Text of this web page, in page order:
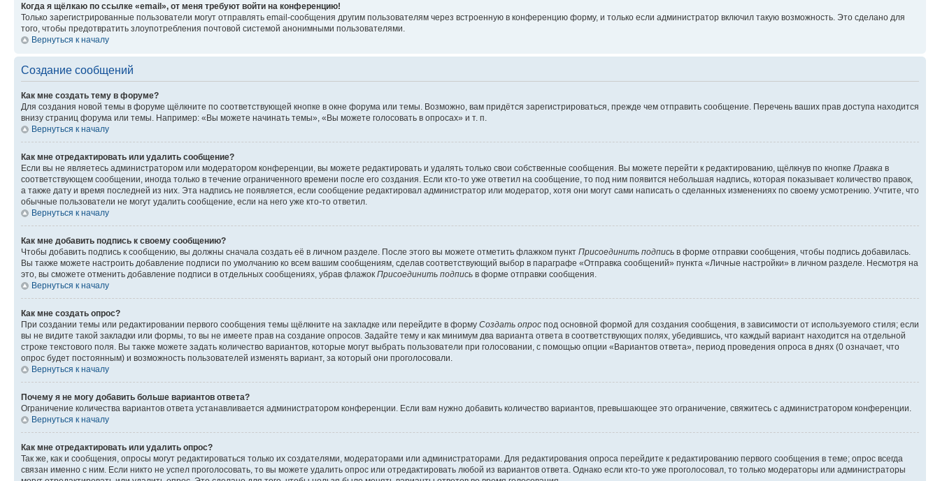
Когда я щёлкаю по ссылке «email», от меня требуют войти на конференцию!
Только зарегистрированные пользователи могут отправлять email-сообщения другим пользователям через встроенную в конференцию форму, и только если администратор включил такую возможность. Это сделано для
того, чтобы предотвратить злоупотребления почтовой системой анонимными пользователями.
Вернуться к началу
Создание сообщений
Как мне создать тему в форуме?
Для создания новой темы в форуме щёлкните по соответствующей кнопке в окне форума или темы. Возможно, вам придётся зарегистрироваться, прежде чем отправить сообщение. Перечень ваших прав доступа находится
внизу страниц форума или темы. Например: «Вы можете начинать темы», «Вы можете голосовать в опросах» и т. п.
Вернуться к началу
Как мне отредактировать или удалить сообщение?
Если вы не являетесь администратором или модератором конференции, вы можете редактировать и удалять только свои собственные сообщения. Вы можете перейти к редактированию, щёлкнув по кнопке Правка в
соответствующем сообщении, иногда только в течение ограниченного времени после его создания. Если кто-то уже ответил на сообщение, то под ним появится небольшая надпись, которая показывает количество правок,
а также дату и время последней из них. Эта надпись не появляется, если сообщение редактировал администратор или модератор, хотя они могут сами написать о сделанных изменениях по своему усмотрению. Учтите, что
обычные пользователи не могут удалить сообщение, если на него уже кто-то ответил.
Вернуться к началу
Как мне добавить подпись к своему сообщению?
Чтобы добавить подпись к сообщению, вы должны сначала создать её в личном разделе. После этого вы можете отметить флажком пункт Присоединить подпись в форме отправки сообщения, чтобы подпись добавилась.
Вы также можете настроить добавление подписи по умолчанию ко всем вашим сообщениям, сделав соответствующий выбор в параграфе «Отправка сообщений» пункта «Личные настройки» в личном разделе. Несмотря на
это, вы сможете отменить добавление подписи в отдельных сообщениях, убрав флажок Присоединить подпись в форме отправки сообщения.
Вернуться к началу
Как мне создать опрос?
При создании темы или редактировании первого сообщения темы щёлкните на закладке или перейдите в форму Создать опрос под основной формой для создания сообщения, в зависимости от используемого стиля; если
вы не видите такой закладки или формы, то вы не имеете прав на создание опросов. Задайте тему и как минимум два варианта ответа в соответствующих полях, убедившись, что каждый вариант находится на отдельной
строке текстового поля. Вы также можете задать количество вариантов, которые могут выбрать пользователи при голосовании, с помощью опции «Вариантов ответа», период проведения опроса в днях (0 означает, что
опрос будет постоянным) и возможность пользователей изменять вариант, за который они проголосовали.
Вернуться к началу
Почему я не могу добавить больше вариантов ответа?
Ограничение количества вариантов ответа устанавливается администратором конференции. Если вам нужно добавить количество вариантов, превышающее это ограничение, свяжитесь с администратором конференции.
Вернуться к началу
Как мне отредактировать или удалить опрос?
Так же, как и сообщения, опросы могут редактироваться только их создателями, модераторами или администраторами. Для редактирования опроса перейдите к редактированию первого сообщения в теме; опрос всегда
связан именно с ним. Если никто не успел проголосовать, то вы можете удалить опрос или отредактировать любой из вариантов ответа. Однако если кто-то уже проголосовал, то только модераторы или администраторы